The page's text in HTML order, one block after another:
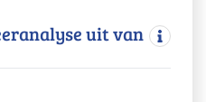
uit van